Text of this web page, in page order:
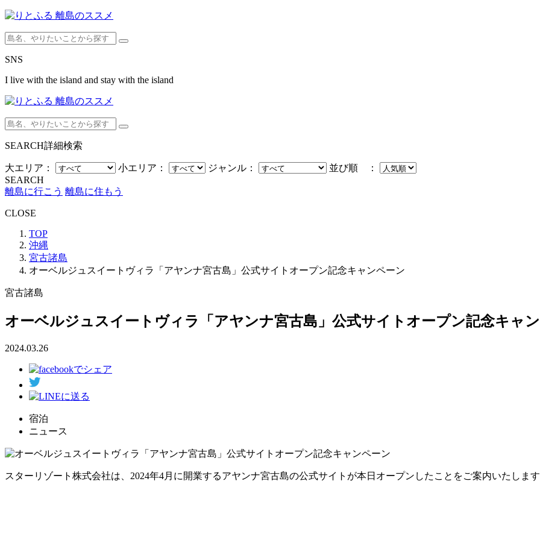
SNS
I live with the island and stay with the island
SEARCH詳細検索
大エリア： 小エリア： ジャンル：
並び順 ：
SEARCH
離島に行こう 離島に住もう
CLOSE
TOP
沖縄
宮古諸島
オーベルジュスイートヴィラ「アヤンナ宮古島」公式サイトオープン記念キャンペーン
宮古諸島
オーベルジュスイートヴィラ「アヤンナ宮古島」公式サイトオープン記念キャ
2024.03.26
宿泊
ニュース
スターリゾート株式会社は、2024年4月に開業するアヤンナ宮古島の公式サイトが本日オープンしたことをご案内いたします